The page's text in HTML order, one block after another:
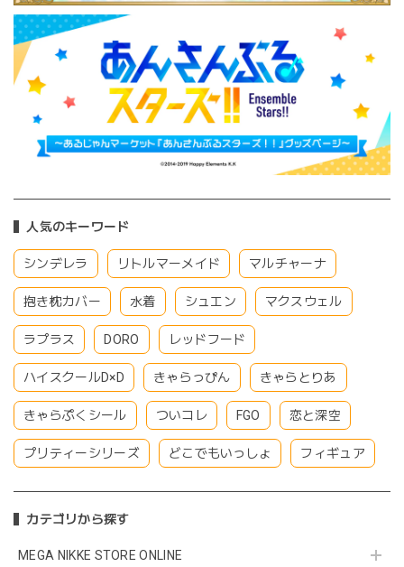
人気のキーワード
シンデレラ リトルマーメイド マルチャーナ
抱き枕カバー 水着 シュエン マクスウェル
ラプラス DORO レッドフード
ハイスクールD×D きゃらっぴん きゃらとりあ
きゃらぷくシール ついコレ FGO 恋と深空
プリティーシリーズ どこでもいっしょ フィギュア
カテゴリから探す
MEGA NIKKE STORE ONLINE